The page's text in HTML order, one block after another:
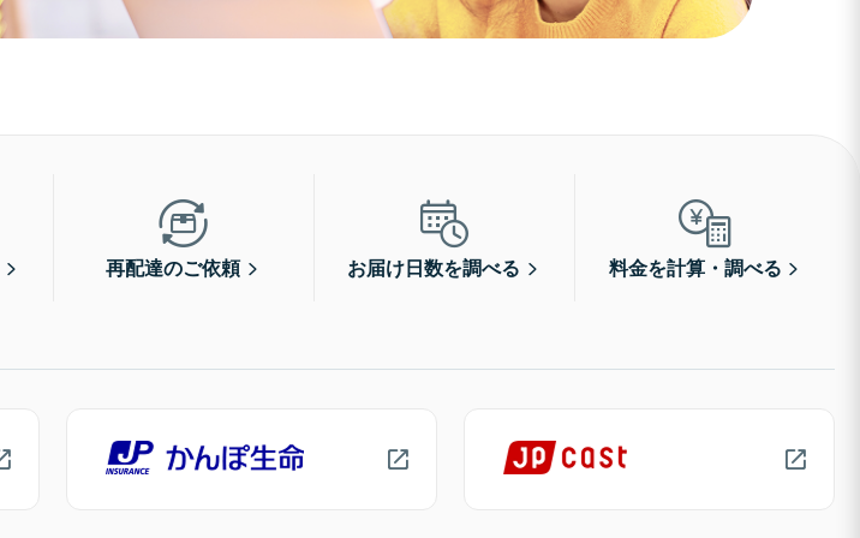
再配達のご依頼 お届け日数を調べる 料金を計算・調べる